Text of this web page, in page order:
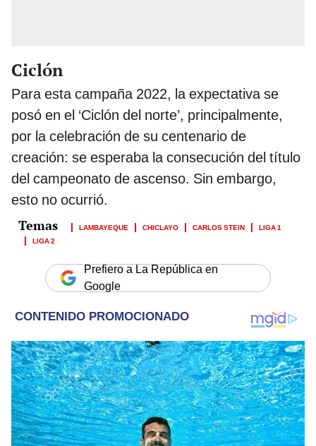
Ciclón
Para esta campaña 2022, la expectativa se
posó en el ‘Ciclón del norte’, principalmente,
por la celebración de su centenario de
creación: se esperaba la consecución del título
del campeonato de ascenso. Sin embargo,
esto no ocurrió.
LAMBAYEQUE CHICLAYO CARLOS STEIN
LIGA 1
LIGA 2
Prefiero a La República en
Google